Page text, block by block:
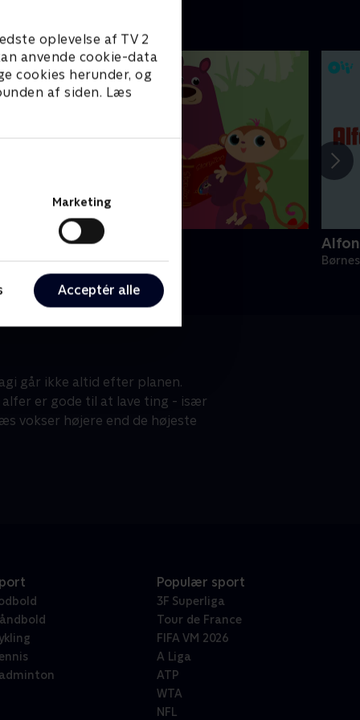
oplevelse af TV 2
anvende cookie-data
cookies herunder, og
af siden. Læs
Marketing
Acceptér alle
• 2 sæsoner
går ikke altid efter planen.
alfer er gode til at lave ting - især
vokser højere end de højeste
Populær sport
3F Superliga
Tour de France
FIFA VM 2026
A Liga
ATP
WTA
NFL